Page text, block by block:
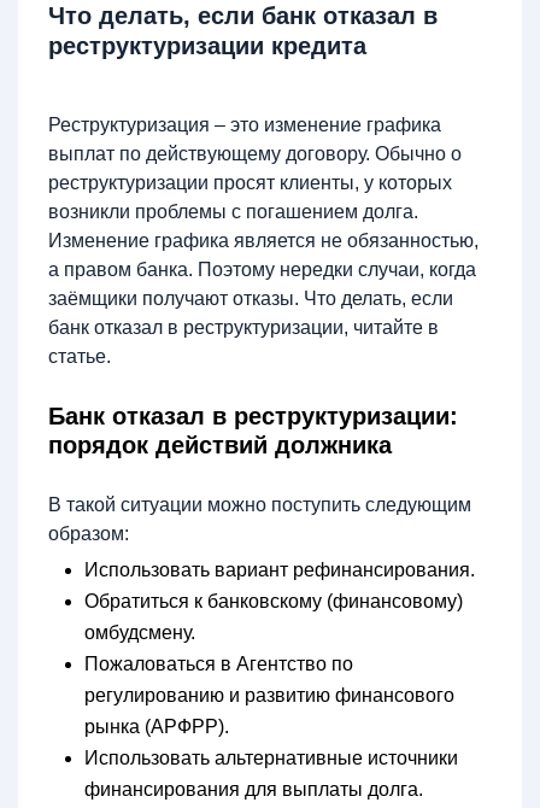
Что делать, если банк отказал в
реструктуризации кредита
Реструктуризация – это изменение графика
выплат по действующему договору. Обычно о
реструктуризации просят клиенты, у которых
возникли проблемы с погашением долга.
Изменение графика является не обязанностью,
а правом банка. Поэтому нередки случаи, когда
заёмщики получают отказы. Что делать, если
банк отказал в реструктуризации, читайте в
статье.
Банк отказал в реструктуризации:
порядок действий должника
В такой ситуации можно поступить следующим
образом:
Использовать вариант рефинансирования.
Обратиться к банковскому (финансовому)
омбудсмену.
Пожаловаться в Агентство по
регулированию и развитию финансового
рынка (АРФРР).
Использовать альтернативные источники
финансирования для выплаты долга.